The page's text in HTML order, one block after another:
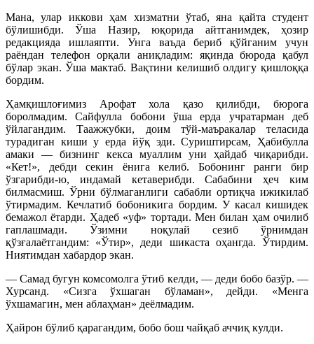
Мана, улар иккови ҳам хизматни ўтаб, яна қайта студент
бўлишибди. Ўша Назир, юқорида айтганимдек, ҳозир
редакцияда ишлаяпти. Унга ваъда бериб қўйганим учун
раёндан телефон орқали аниқладим: яқинда бюрода қабул
бўлар экан. Ўша мактаб. Вақтини келишиб олдигу қишлоққа
бордим.
Ҳамқишлоғимиз Арофат хола қазо қилибди, бюрога
боролмадим. Сайфулла бобони ўша ерда учратарман деб
ўйлагандим. Таажжубки, доим тўй-маъракалар теласида
турадиган киши у ерда йўқ эди. Суриштирсам, Ҳабибулла
амаки — бизнинг кекса муаллим уни ҳайдаб чиқарибди.
«Кет!», дебди секин ёнига келиб. Бобонинг ранги бир
ўзгарибди-ю, индамай кетаверибди. Сабабини ҳеч ким
билмасмиш. Ўрни бўлмаганлиги сабабли ортиқча ижикилаб
ўтирмадим. Кечлатиб бобоникига бордим. У касал кишидек
бемажол ётарди. Ҳадеб «уф» тортади. Мен билан ҳам очилиб
гаплашмади. Ўзимни ноқулай сезиб ўрнимдан
қўзғалаётгандим: «Ўтир», деди шикаста оҳангда. Ўтирдим.
Ниятимдан хабардор экан.
— Самад бугун комсомолга ўтиб келди, — деди бобо базўр. —
Хурсанд. «Сизга ўхшаган бўламан», дейди. «Менга
ўхшамагин, мен аблаҳман» деёлмадим.
Ҳайрон бўлиб қарагандим, бобо бош чайқаб аччиқ кулди.